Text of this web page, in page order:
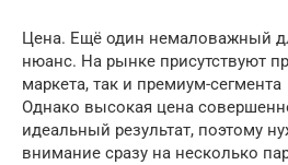
Цена. Ещё один немаловажный
нюанс. На рынке присутствуют
маркета, так и премиум-сегмента
Однако высокая цена
идеальный результат, поэтому
внимание сразу на несколько